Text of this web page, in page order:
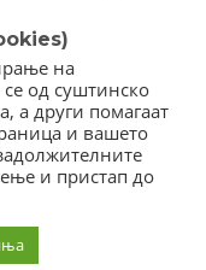
Macedonia
/ 2017
на
од суштинско
а други помагаат
и вашето
и пристап до